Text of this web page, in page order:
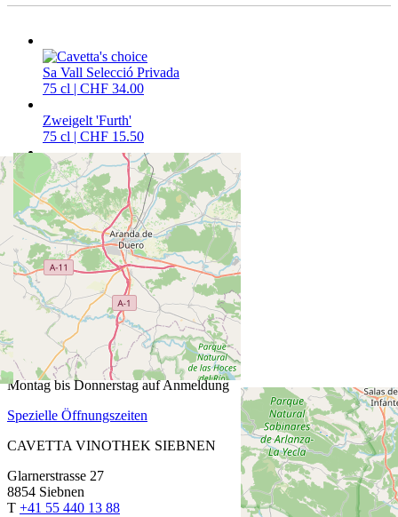
Sa Vall Selecció Privada
75 cl | CHF 34.00
Zweigelt 'Furth'
75 cl | CHF 15.50
Wermut vom Cabernet Sauvignon
50 cl | CHF 22.00
CAVETTA VINOTHEK PFÄFFIKON
Churerstrasse 64
8808 Pfäffikon SZ
T+41 55 420 11 44
ÖFFNUNGSZEITEN
Fr: 13.30 bis 18.30 Uhr
Sa: 9.00 bis 15.00 Uhr
Montag bis Donnerstag auf Anmeldung
Spezielle Öffnungszeiten
CAVETTA VINOTHEK SIEBNEN
Glarnerstrasse 27
8854 Siebnen
T +41 55 440 13 88